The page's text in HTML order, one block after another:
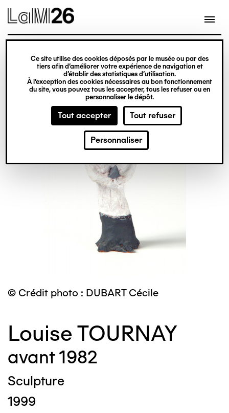
Gestion des cookies
Ce site utilise des cookies déposés par le musée ou par des
tiers afin d’améliorer votre expérience de navigation et
d’établir des statistiques d’utilisation.
À l’exception des cookies nécessaires au bon fonctionnement
du site, vous pouvez tous les accepter, tous les refuser ou en
personnaliser le dépôt.
Tout accepter Tout refuser
Personnaliser
contenu
© Crédit photo : DUBART Cécile
Louise TOURNAY
avant 1982
Sculpture
1999